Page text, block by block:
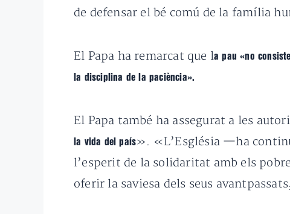
de defensar el bé comú de la família
El Papa ha remarcat que la pau «no
la disciplina de la paciència».
El Papa també ha assegurat a les
la vida del país». «L’Església —ha
l’esperit de la solidaritat amb els
oferir la saviesa dels seus